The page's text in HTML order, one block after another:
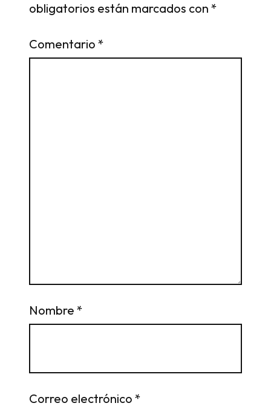
obligatorios están marcados con *
Comentario *
Nombre *
Correo electrónico *